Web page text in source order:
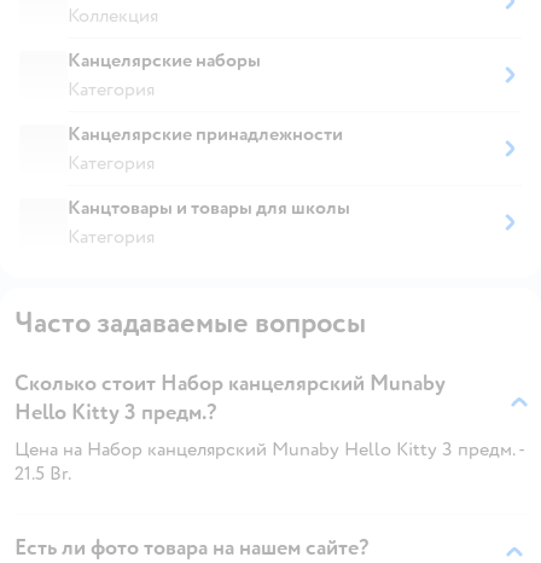
Коллекция
Канцелярские наборы
Категория
Канцелярские принадлежности
Категория
Канцтовары и товары для школы
Категория
Часто задаваемые вопросы
Сколько стоит Набор канцелярский Munaby
Hello Kitty 3 предм.?
Цена на Набор канцелярский Munaby Hello Kitty 3 предм. -
21.5 Br.
Есть ли фото товара на нашем сайте?